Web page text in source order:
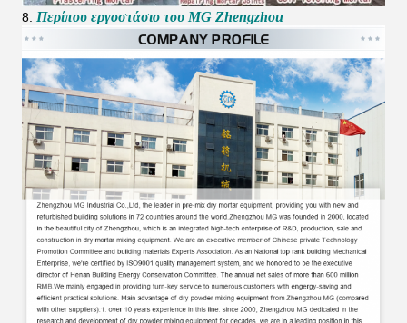
8. Περίπου εργοστάσιο του MG Zhengzhou